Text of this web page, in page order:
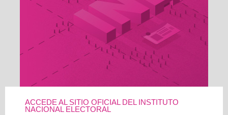
ACCEDE AL SITIO OFICIAL DEL INSTITUTO
NACIONAL ELECTORAL